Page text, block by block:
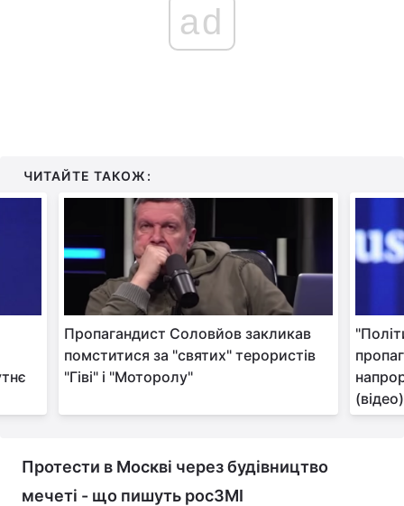
ad
ЧИТАЙТЕ ТАКОЖ:
Пропагандист Соловйов закликав
помститися за "святих" терористів
"Гіві" і "Моторолу"
(відео)
Протести в Москві через будівництво
мечеті - що пишуть росЗМІ